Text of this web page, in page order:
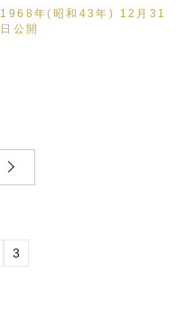
1968年(昭和43年) 12月31
日公開
3